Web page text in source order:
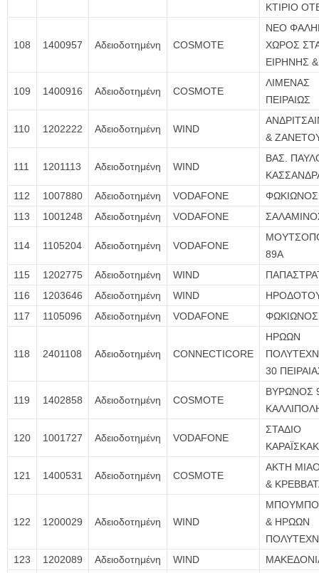
ΚΤΙΡΙΟ
108 1400957 Αδειοδοτημένη COSMOTE
ΝΕΟ
ΧΩΡΟΣ
ΕΙΡΗΝΗΣ &
109 1400916 Αδειοδοτημένη COSMOTE
ΛΙΜΕΝΑΣ
ΠΕΙΡΑΙΩΣ
110 1202222 Αδειοδοτημένη WIND
&
111 1201113 Αδειοδοτημένη WIND
ΒΑΣ.
112
1007880 Αδειοδοτημένη VODAFONE
ΦΩΚΙΩΝΟΣ
113
1001248 Αδειοδοτημένη VODAFONE
114 1105204 Αδειοδοτημένη VODAFONE
89Α
115
1202775 Αδειοδοτημένη WIND
116
1203646 Αδειοδοτημένη WIND
117
1105096 Αδειοδοτημένη VODAFONE ΦΩΚΙΩΝΟΣ
118 2401108 Αδειοδοτημένη CONNECTICORE
ΗΡΩΩΝ
30
119 1402858 Αδειοδοτημένη COSMOTE
ΒΥΡΩΝΟΣ
120 1001727 Αδειοδοτημένη VODAFONE
ΣΤΑΔΙΟ
121 1400531 Αδειοδοτημένη COSMOTE
ΑΚΤΗ
&
122 1200029 Αδειοδοτημένη WIND
& ΗΡΩΩΝ
123
1202089 Αδειοδοτημένη WIND